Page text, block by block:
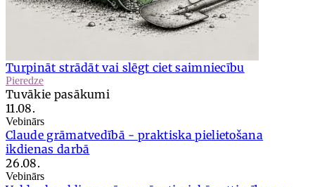
Turpināt strādāt vai slēgt ciet saimniecību
Pieredze
Tuvākie pasākumi
11.08.
Vebinārs
Claude grāmatvedībā - praktiska pielietošana
ikdienas darbā
26.08.
Vebinārs